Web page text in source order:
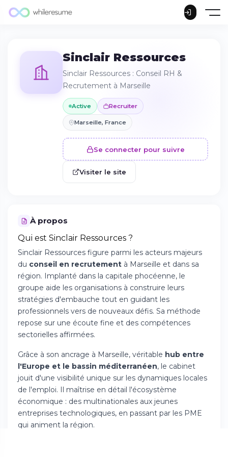
Sinclair Ressources
Sinclair Ressources : Conseil RH &
Recrutement à Marseille
Active Recruiter
Marseille, France
Se connecter pour suivre
Visiter le site
À propos
Qui est Sinclair Ressources ?
Sinclair Ressources figure parmi les acteurs majeurs
du conseil en recrutement à Marseille et dans sa
région. Implanté dans la capitale phocéenne, le
groupe aide les organisations à construire leurs
stratégies d'embauche tout en guidant les
professionnels vers de nouveaux défis. Sa méthode
repose sur une écoute fine et des compétences
sectorielles affirmées.
Grâce à son ancrage à Marseille, véritable hub entre
l'Europe et le bassin méditerranéen, le cabinet
jouit d'une visibilité unique sur les dynamiques locales
de l'emploi. Il maîtrise en détail l'écosystème
économique : des multinationales aux jeunes
entreprises technologiques, en passant par les PME
qui animent la région.